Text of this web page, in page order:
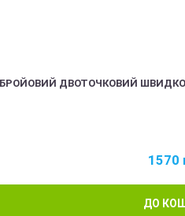
ДВОТОЧКОВИЙ
1570
ДО